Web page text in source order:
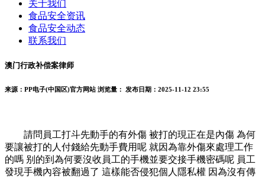
关于我们
食品安全资讯
食品安全动态
联系我们
澳门行政补偿案律师
来源：PP电子(中国区)官方网站 浏览量： 发布日期：2025-11-12 23:55
請問員工打斗先動手的有外傷 被打的現正在是內傷 為何
要讓被打的人付錢給先動手費用呢 就因為靠外傷來處理工作
的嗎 别的到為何要沒收員工的手機並要交接手機密碼呢 員工
發現手機內容被翻過了 這樣能否侵犯個人隱私權 因為沒有傳